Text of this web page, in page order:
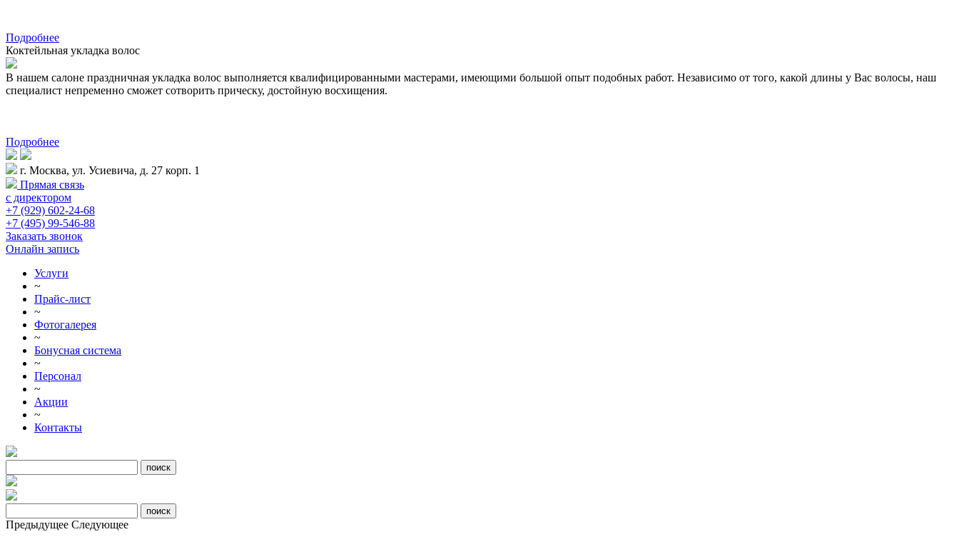
Подробнее
Коктейльная укладка волос
В нашем салоне праздничная укладка волос выполняется квалифицированными мастерами, имеющими большой опыт подобных работ. Независимо от того, какой длины у Вас волосы, наш
специалист непременно сможет сотворить прическу, достойную восхищения.
Подробнее
г. Москва, ул. Усиевича, д. 27 корп. 1
Прямая связь
с директором
+7 (929) 602-24-68
+7 (495) 99-546-88
Заказать звонок
Онлайн запись
Услуги
~
Прайс-лист
~
Фотогалерея
~
Бонусная система
~
Персонал
~
Акции
~
Контакты
Предыдущее Следующее